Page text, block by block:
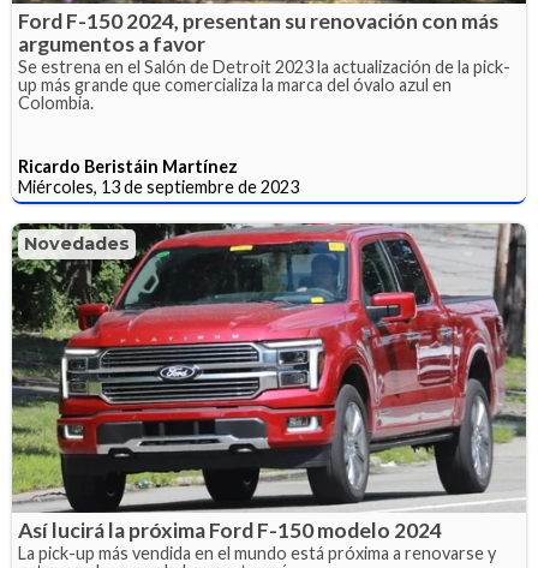
Ford F-150 2024, presentan su renovación con más
argumentos a favor
Se estrena en el Salón de Detroit 2023 la actualización de la pick-
up más grande que comercializa la marca del óvalo azul en
Colombia.
Ricardo Beristáin Martínez
Miércoles, 13 de septiembre de 2023
Novedades
Así lucirá la próxima Ford F-150 modelo 2024
La pick-up más vendida en el mundo está próxima a renovarse y